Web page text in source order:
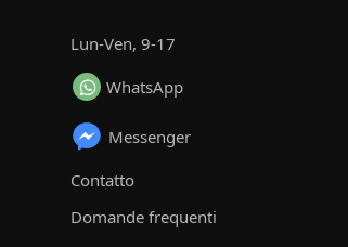
Lun-Ven, 9-17
WhatsApp
Messenger
Contatto
Domande frequenti